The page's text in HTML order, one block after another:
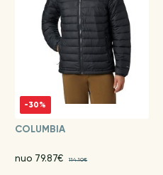
-30%
COLUMBIA
nuo 79.87€ 114.10€